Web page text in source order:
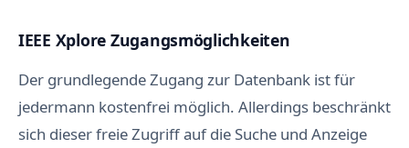
IEEE Xplore Zugangsmöglichkeiten
Der grundlegende Zugang zur Datenbank ist für
jedermann kostenfrei möglich. Allerdings beschränkt
sich dieser freie Zugriff auf die Suche und Anzeige